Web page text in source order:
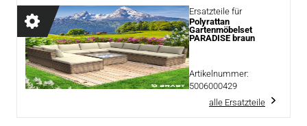
Ersatzteile für
Polyrattan
Gartenmöbelset
PARADISE braun
Artikelnummer:
5006000429
alle Ersatzteile